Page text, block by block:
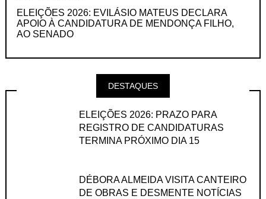
ELEIÇÕES 2026: EVILÁSIO MATEUS DECLARA
APOIO À CANDIDATURA DE MENDONÇA FILHO,
AO SENADO
DESTAQUES
ELEIÇÕES 2026: PRAZO PARA
REGISTRO DE CANDIDATURAS
TERMINA PRÓXIMO DIA 15
DÉBORA ALMEIDA VISITA CANTEIRO
DE OBRAS E DESMENTE NOTÍCIAS